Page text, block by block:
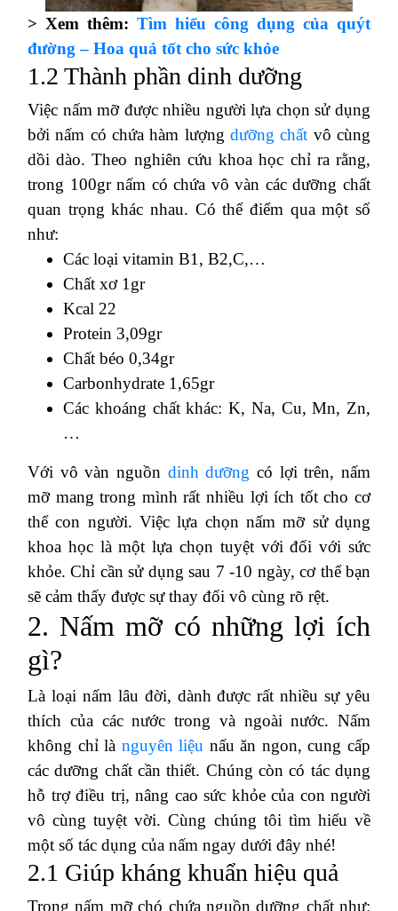
> Xem thêm: Tìm hiểu công dụng của quýt
đường – Hoa quả tốt cho sức khỏe
1.2 Thành phần dinh dưỡng
Việc nấm mỡ được nhiều người lựa chọn sử dụng
bởi nấm có chứa hàm lượng dưỡng chất vô cùng
dồi dào. Theo nghiên cứu khoa học chỉ ra rằng,
trong 100gr nấm có chứa vô vàn các dưỡng chất
quan trọng khác nhau. Có thể điểm qua một số
như:
Các loại vitamin B1, B2,C,…
Chất xơ 1gr
Kcal 22
Protein 3,09gr
Chất béo 0,34gr
Carbonhydrate 1,65gr
Các khoáng chất khác: K, Na, Cu, Mn, Zn,
…
Với vô vàn nguồn dinh dưỡng có lợi trên, nấm
mỡ mang trong mình rất nhiều lợi ích tốt cho cơ
thể con người. Việc lựa chọn nấm mỡ sử dụng
khoa học là một lựa chọn tuyệt với đối với sức
khỏe. Chỉ cần sử dụng sau 7 -10 ngày, cơ thể bạn
sẽ cảm thấy được sự thay đổi vô cùng rõ rệt.
2. Nấm mỡ có những lợi ích
gì?
Là loại nấm lâu đời, dành được rất nhiều sự yêu
thích của các nước trong và ngoài nước. Nấm
không chỉ là nguyên liệu nấu ăn ngon, cung cấp
các dưỡng chất cần thiết. Chúng còn có tác dụng
hỗ trợ điều trị, nâng cao sức khỏe của con người
vô cùng tuyệt vời. Cùng chúng tôi tìm hiểu về
một số tác dụng của nấm ngay dưới đây nhé!
2.1 Giúp kháng khuẩn hiệu quả
Trong nấm mỡ chó chứa nguồn dưỡng chất như: